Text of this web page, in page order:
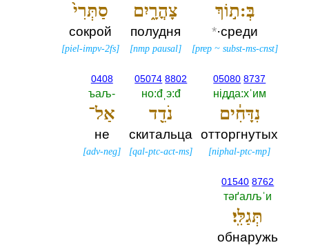
בְּ:ת֣וֹךְ
*·среди
[prep ~subst-ms-cnst]
צָהֳרָ֑יִם
полудня
[nmp pausal]
סַתְּרִי֙
сокрой
[piel-impv-2fs]
05080 8737
нiдда:хˈим
נִדָּחִ֔ים
отторгнутых
[niphal-ptc-mp]
05074 8802
но:đˌэ:đ
נֹדֵ֖ד
скитальца
[qal-ptc-act-ms]
0408
ъаљ-‎
אַל־
не
[adv-neg]
01540 8762
тәґалљˈи
תְּגַלִּֽי׃
обнаружь